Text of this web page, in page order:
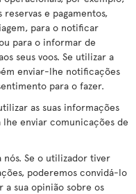
e pagamentos,
para o notificar
para o informar de
seus voos. Se utilizar a
enviar-lhe notificações
para o fazer.
as suas informações
lhe enviar comunicações de
Se o utilizador tiver
poderemos convidá-lo
sua opinião sobre os